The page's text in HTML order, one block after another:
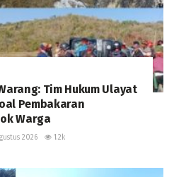
Tim Hukum Ulayat
Pembakaran
Warga
2026 1.2k